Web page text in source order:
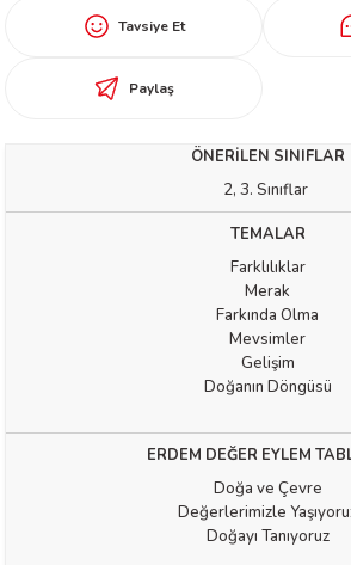
Tavsiye Et
Paylaş
ÖNERİLEN SINIFLAR
2, 3. Sınıflar
TEMALAR
Farklılıklar
Merak
Farkında Olma
Mevsimler
Gelişim
Doğanın Döngüsü
ERDEM DEĞER EYLEM
Doğa ve Çevre
Değerlerimizle
Doğayı Tanıyoruz